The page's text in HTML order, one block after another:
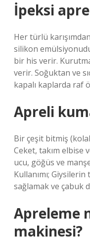
İpeksi
Her türlü
silikon
bir his verir.
verir. Soğuktan ve
kapalı kaplarda raf
Apreli
Bir çeşit bitmiş
Ceket, takım elbise
ucu, göğüs ve
Kullanımı;
sağlamak ve çabuk
Apreleme
makinesi?